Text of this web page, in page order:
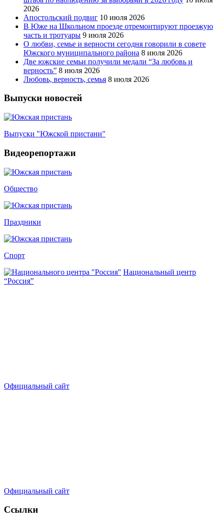
2026
Апостольский подвиг 10 июля 2026
В Юже на Школьном проезде отремонтируют проезжую
часть и тротуары 9 июля 2026
О любви, семье и верности сегодня говорили в совете
Южского муниципального района 8 июля 2026
Две южские семьи получили медали “За любовь и
верность” 8 июля 2026
Любовь, верность, семья 8 июля 2026
Выпуски новостей
Выпуски "Южской пристани"
Видеорепортажи
Общество
Праздники
Спорт
Национальный центр
“Россия”
Официальный сайт
Официальный сайт
Ссылки